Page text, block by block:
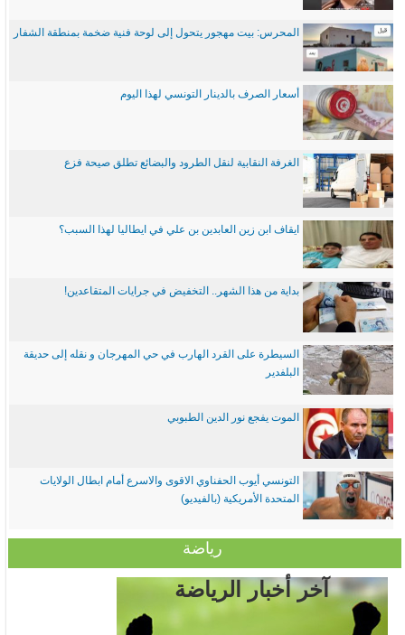
المحرس: بيت مهجور يتحول إلى لوحة فنية ضخمة بمنطقة الشفار
أسعار الصرف بالدينار التونسي لهذا اليوم
الغرفة النقابية لنقل الطرود والبضائع تطلق صيحة فزع
ايقاف ابن زين العابدين بن علي في ايطاليا لهذا السبب؟
بداية من هذا الشهر.. التخفيض في جرايات المتقاعدين!
السيطرة على القرد الهارب في حي المهرجان و نقله إلى حديقة
البلفدير
الموت يفجع نور الدين الطبوبي
التونسي أيوب الحفناوي الاقوى والاسرع أمام ابطال الولايات
المتحدة الأمريكية (بالفيديو)
رياضة
آخر أخبار الرياضة